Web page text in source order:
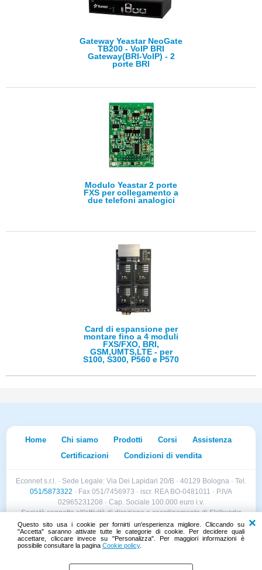
Questo sito usa i cookie per fornirti un'esperienza migliore. Cliccando su
"Accetta" saranno attivate tutte le categorie di cookie. Per decidere quali
accettare, cliccare invece su "Personalizza". Per maggiori informazioni è
possibile consultare la pagina Cookie policy.
Gateway Yeastar NeoGate
TB200 - VoIP BRI
Gateway(BRI-VoIP) - 2
porte BRI
Modulo Yeastar 2 porte
FXS per collegamento a
due telefoni analogici
Card di espansione per
montare fino a 4 moduli
FXS/FXO, BRI,
GSM,UMTS,LTE - per
S100, S300, P560 e P570
Home Chi siamo Prodotti Corsi
Assistenza
Certificazioni
Condizioni di vendita
Econnet s.r.l. · Sede Legale: Via Dei Lapidari 20/B · 40129 Bologna · Tel.
051/5873322 · Fax 051/7456973 · iscr. REA BO-0481011 · P.IVA
02965231208 · Cap. Sociale 100.000 euro i.v.
Società soggetta all'attività di direzione e coordinamento di Skillworks
Holding s.r.l. · Sede Legale: Via Vittorio Emanuele II 28 · Roncadelle (BS)
- C.F. 04151440981